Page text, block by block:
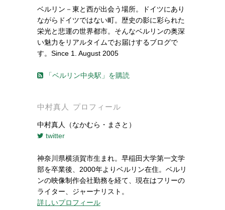
ベルリン－東と西が出会う場所。ドイツにあり
ながらドイツではない町。歴史の影に彩られた
栄光と悲運の世界都市。そんなベルリンの奥深
い魅力をリアルタイムでお届けするブログで
す。Since 1. August 2005
「ベルリン中央駅」を購読
中村真人 プロフィール
中村真人（なかむら・まさと）
twitter
神奈川県横須賀市生まれ。早稲田大学第一文学
部を卒業後、2000年よりベルリン在住。ベルリ
ンの映像制作会社勤務を経て、現在はフリーの
ライター、ジャーナリスト。
詳しいプロフィール